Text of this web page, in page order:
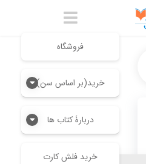
فروشگاه
خرید(بر اساس سن)
دربارۀ کتاب ها
خرید فلش کارت